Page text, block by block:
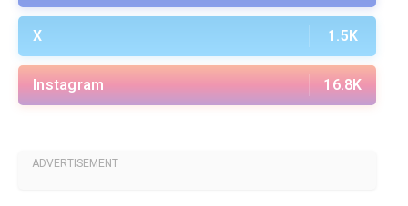
X 1.5K
Instagram 16.8K
ADVERTISEMENT